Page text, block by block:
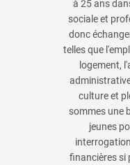
à 25 ans
sociale et
donc
telles que
logement,
culture et
sommes une
jeunes
financières si